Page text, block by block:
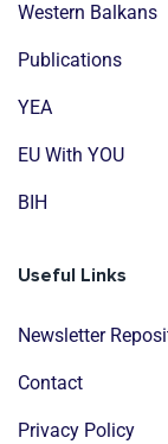
Western Balkans
Publications
YEA
EU With YOU
BIH
Useful Links
Newsletter
Contact
Privacy Policy